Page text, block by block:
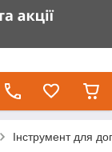
Інструмент для